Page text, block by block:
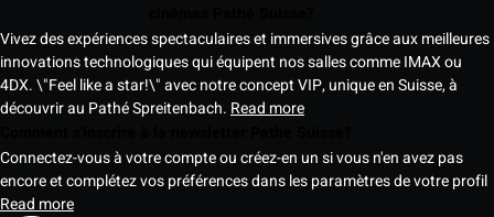
Vivez des expériences spectaculaires et immersives grâce aux meilleures
innovations technologiques qui équipent nos salles comme IMAX ou
4DX. \"Feel like a star!\" avec notre concept VIP, unique en Suisse, à
découvrir au Pathé Spreitenbach. Read more
Connectez-vous à votre compte ou créez-en un si vous n'en avez pas
encore et complétez vos préférences dans les paramètres de votre profil
Read more